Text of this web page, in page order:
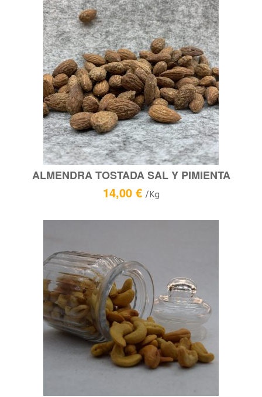
ALMENDRA TOSTADA SAL Y PIMIENTA
14,00 €/Kg